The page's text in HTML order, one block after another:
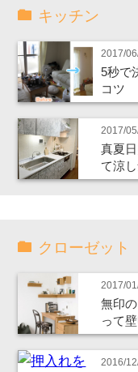
キッチン
2017/
5秒で
コツ
2017/
真夏
て涼
クローゼット
2017/
無印
って
2016/